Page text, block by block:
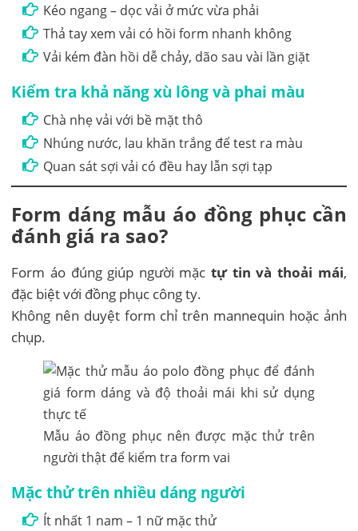
Kéo ngang – dọc vải ở mức vừa phải
Thả tay xem vải có hồi form nhanh không
Vải kém đàn hồi dễ chảy, dão sau vài lần giặt
Kiểm tra khả năng xù lông và phai màu
Chà nhẹ vải với bề mặt thô
Nhúng nước, lau khăn trắng để test ra màu
Quan sát sợi vải có đều hay lẫn sợi tạp
Form dáng mẫu áo đồng phục cần
đánh giá ra sao?
Form áo đúng giúp người mặctự tin và thoải mái,
đặc biệt với đồng phục công ty.
Không nên duyệt form chỉ trên mannequin hoặc ảnh
chụp.
Mẫu áo đồng phục nên được mặc thử trên
người thật để kiểm tra form vai
Mặc thử trên nhiều dáng người
Ít nhất 1 nam – 1 nữ mặc thử